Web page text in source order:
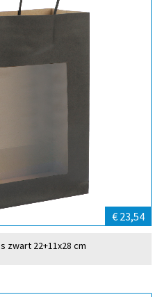
€ 23,54
zwart 22+11x28 cm